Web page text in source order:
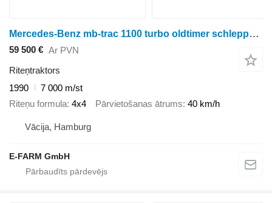
Mercedes-Benz mb-trac 1100 turbo oldtimer schlepper om366
59 500 € Ar PVN
Riteņtraktors
1990
7 000 m/st
Riteņu formula 4x4 Pārvietošanas ātrums 40 km/h
Vācija, Hamburg
E-FARM GmbH